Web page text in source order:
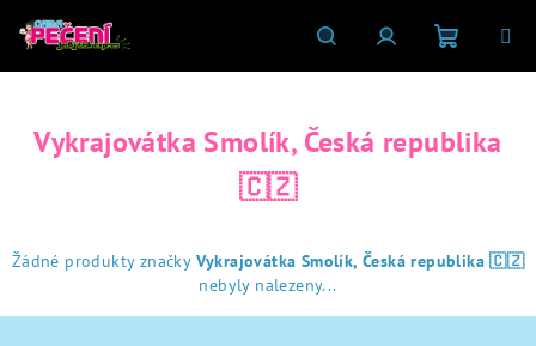
HledatPřihlášeníNákupní
košík
Vykrajovátka Smolík, Česká republika
🇨🇿
Žádné produkty značky Vykrajovátka Smolík, Česká republika 🇨🇿
nebyly nalezeny...